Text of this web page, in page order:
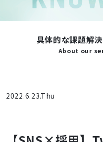
具体的な課題解
About our
2022.6.23.Thu